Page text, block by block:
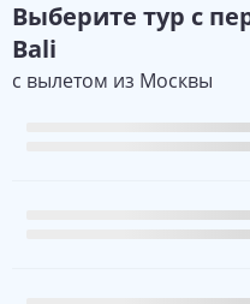
Выберите тур с
Bali
с вылетом из Москвы